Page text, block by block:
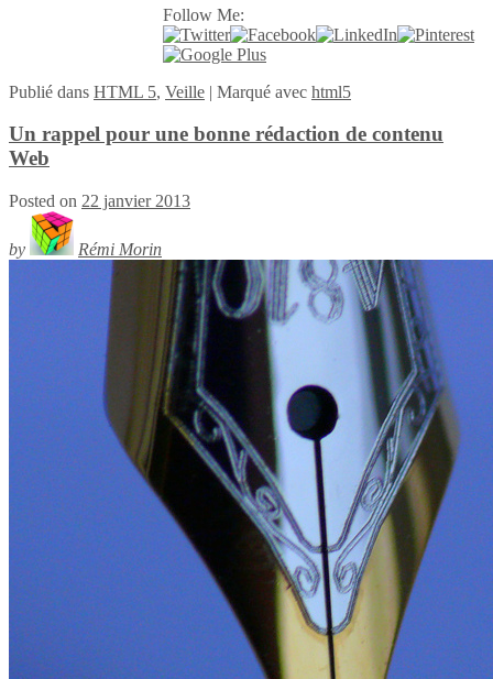
Follow Me:
Publié dans HTML 5, Veille | Marqué avec html5
Un rappel pour une bonne rédaction de contenu
Web
Posted on 22 janvier 2013
by Rémi Morin